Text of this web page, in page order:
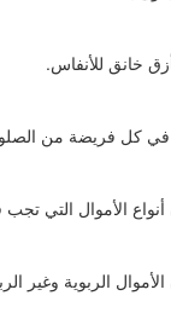
خانق للأنفاس.
في كل فريضة من
الأموال التي تجب
الربوية وغير